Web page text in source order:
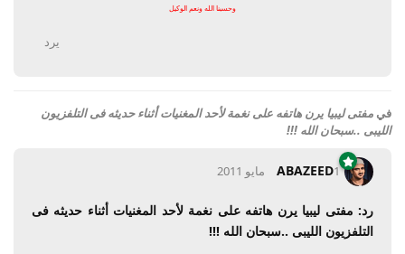
وحسبنا الله ونعم الوكيل
يرد
في مفتى ليبيا يرن هاتفه على نغمة لأحد المغنيات أثناء حديثه فى التلفزيون
الليبى ..سبحان الله !!!
ABAZEED1 مايو 2011
رد: مفتى ليبيا يرن هاتفه على نغمة لأحد المغنيات أثناء حديثه فى
التلفزيون الليبى ..سبحان الله !!!